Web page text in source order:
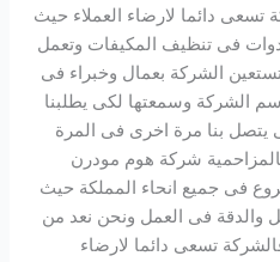
دائما لارضاء العملاء حيث
فى تنظيف المكيفات وتعمل
الشركة بعمال وخبراء فى
الشركة وسمعتها لكى يطلبنا
بنا مرة اخرى فى المرة
شركة هوم مودرن
فى جميع انحاء المملكة حيث
والدقة فى العمل ونحن نعد من
تسعى دائما لارضاء